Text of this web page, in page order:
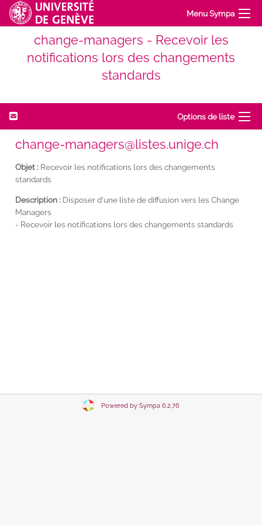
Menu Sympa
change-managers - Recevoir les
notifications lors des changements
standards
Options de liste
change-managers@listes.unige.ch
Objet : Recevoir les notifications lors des changements
standards
Description : Disposer d'une liste de diffusion vers les Change
Managers
- Recevoir les notifications lors des changements standards
Powered by Sympa 6.2.76